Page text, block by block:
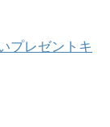
プレゼントキ